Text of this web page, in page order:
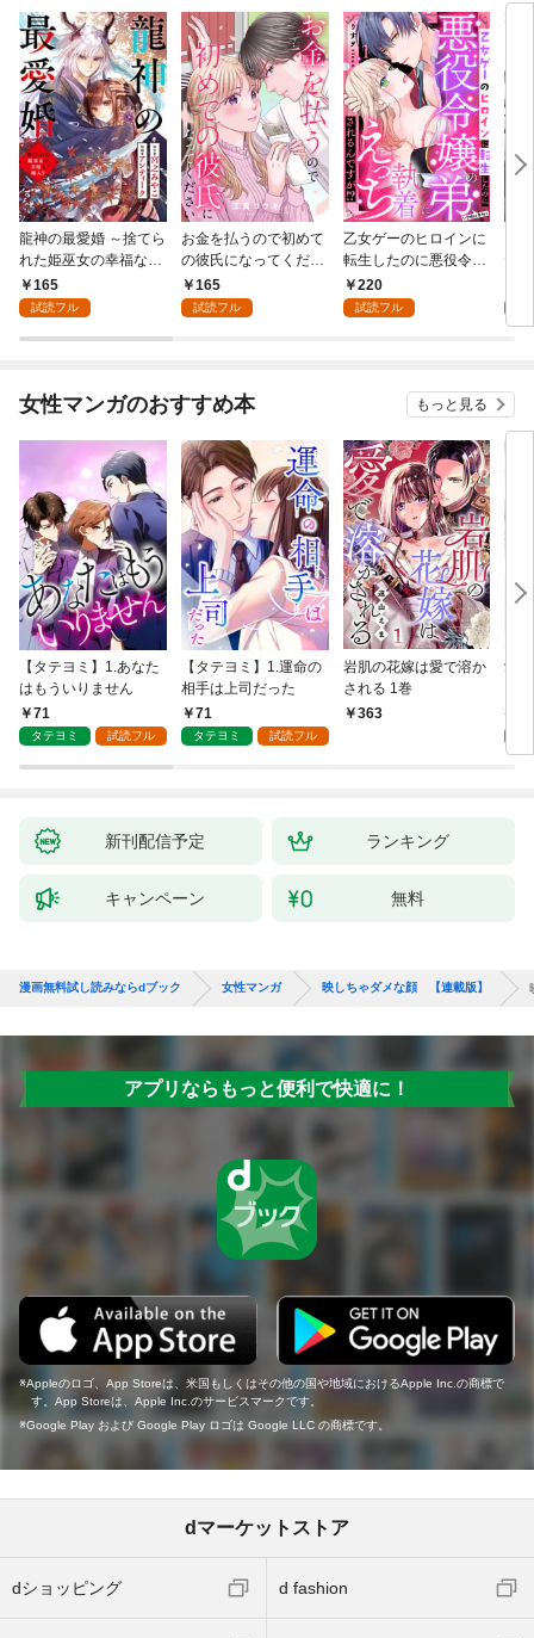
龍神の最愛婚 ～捨てら
れた姫巫女の幸福な嫁
入り～: 1
165
試読フル
お金を払うので初めて
の彼氏になってくださ
い: 1
165
試読フル
乙女ゲーのヒロインに
転生したのに悪役令嬢
の弟（攻略対象外）に
執着えっちされるんで
220
試読フル
た
女性マンガのおすすめ本 もっと見る
【タテヨミ】1.あなた
はもういりません
71
タテヨミ 試読フル
【タテヨミ】1.運命の
相手は上司だった
71
タテヨミ 試読フル
岩肌の花嫁は愛で溶か
される 1巻
363
愛
新刊配信予定 ランキング
キャンペーン 無料
漫画無料試し読みならdブック 女性マンガ 映しちゃダメな顔 【連載版】
アプリならもっと便利で快適に！
Appleのロゴ、App Storeは、米国もしくはその他の国や地域におけるApple Inc.の商標で
す。App Storeは、Apple Inc.のサービスマークです。
Google Play および Google Play ロゴは Google LLC の商標です。
dマーケットストア
dショッピング d fashion